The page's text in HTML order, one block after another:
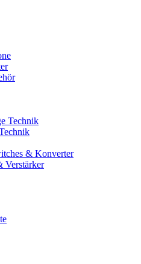
Technik
& Konverter
Verstärker